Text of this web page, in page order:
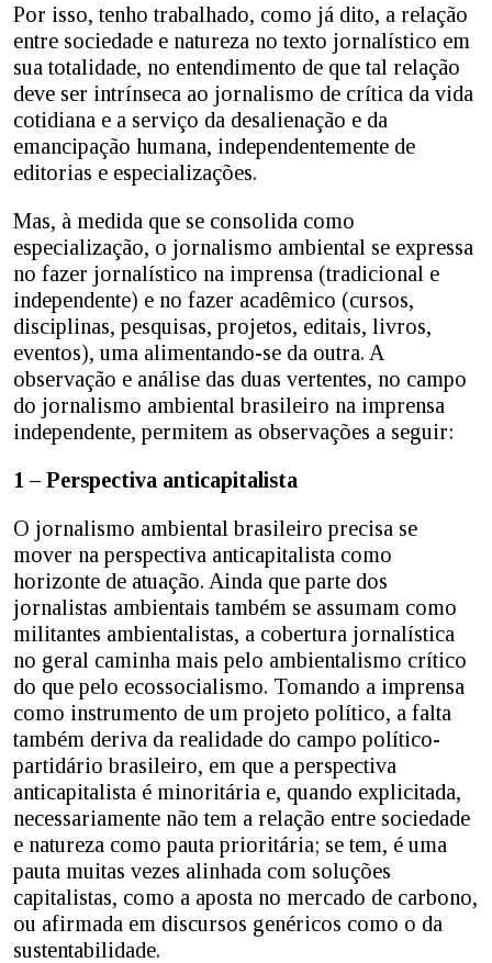
Por isso, tenho trabalhado, como já dito, a relação
entre sociedade e natureza no texto jornalístico em
sua totalidade, no entendimento de que tal relação
deve ser intrínseca ao jornalismo de crítica da vida
cotidiana e a serviço da desalienação e da
emancipação humana, independentemente de
editorias e especializações.
Mas, à medida que se consolida como
especialização, o jornalismo ambiental se expressa
no fazer jornalístico na imprensa (tradicional e
independente) e no fazer acadêmico (cursos,
disciplinas, pesquisas, projetos, editais, livros,
eventos), uma alimentando-se da outra. A
observação e análise das duas vertentes, no campo
do jornalismo ambiental brasileiro na imprensa
independente, permitem as observações a seguir:
1 – Perspectiva anticapitalista
O jornalismo ambiental brasileiro precisa se
mover na perspectiva anticapitalista como
horizonte de atuação. Ainda que parte dos
jornalistas ambientais também se assumam como
militantes ambientalistas, a cobertura jornalística
no geral caminha mais pelo ambientalismo crítico
do que pelo ecossocialismo. Tomando a imprensa
como instrumento de um projeto político, a falta
também deriva da realidade do campo político-
partidário brasileiro, em que a perspectiva
anticapitalista é minoritária e, quando explicitada,
necessariamente não tem a relação entre sociedade
e natureza como pauta prioritária; se tem, é uma
pauta muitas vezes alinhada com soluções
capitalistas, como a aposta no mercado de carbono,
ou afirmada em discursos genéricos como o da
sustentabilidade.